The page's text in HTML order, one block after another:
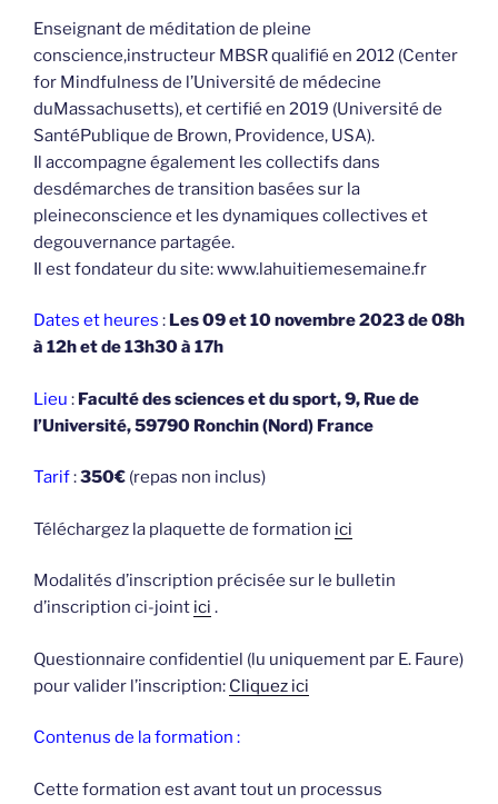
Enseignant de méditation de pleine
conscience,instructeur MBSR qualifié en 2012 (Center
for Mindfulness de l’Université de médecine
duMassachusetts), et certifié en 2019 (Université de
SantéPublique de Brown, Providence, USA).
Il accompagne également les collectifs dans
desdémarches de transition basées sur la
pleineconscience et les dynamiques collectives et
degouvernance partagée.
Il est fondateur du site: www.lahuitiemesemaine.fr
Dates et heures : Les09 et 10 novembre 2023 de 08h
à 12h et de 13h30 à 17h
Lieu : Faculté des sciences et du sport, 9, Rue de
l’Université, 59790 Ronchin (Nord) France
Tarif:350€ (repas non inclus)
Téléchargez la plaquette de formation ici
Modalités d’inscription précisée sur le bulletin
d’inscription ci-joint ici .
Questionnaire confidentiel (lu uniquement par E. Faure)
pour valider l’inscription: Cliquez ici
Contenus de la formation :
Cette formation est avant tout un processus